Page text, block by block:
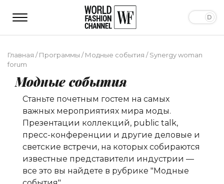
Главная /Программы /Модные события /Synergy woman
forum
Модные события
Станьте почетным гостем на самых
важных мероприятиях мира моды.
Презентации коллекций, public talk,
пресс-конференции и другие деловые и
светские встречи, на которых собираются
известные представители индустрии —
все это вы найдете в рубрике "Модные